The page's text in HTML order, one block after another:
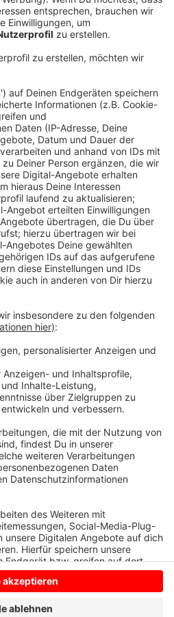
08:54
Ruhrpott-Humor
im Sekundentakt clevere
seine Top Witze an das
die Zwölf. Seine
vor der eigenen Türe, in
in Duisburg. Er ist
der Stammtisch- und
uns mit in seine Welt des
Samstag, 9.9.2023.
Uhr, Einlass zu den Plätzen